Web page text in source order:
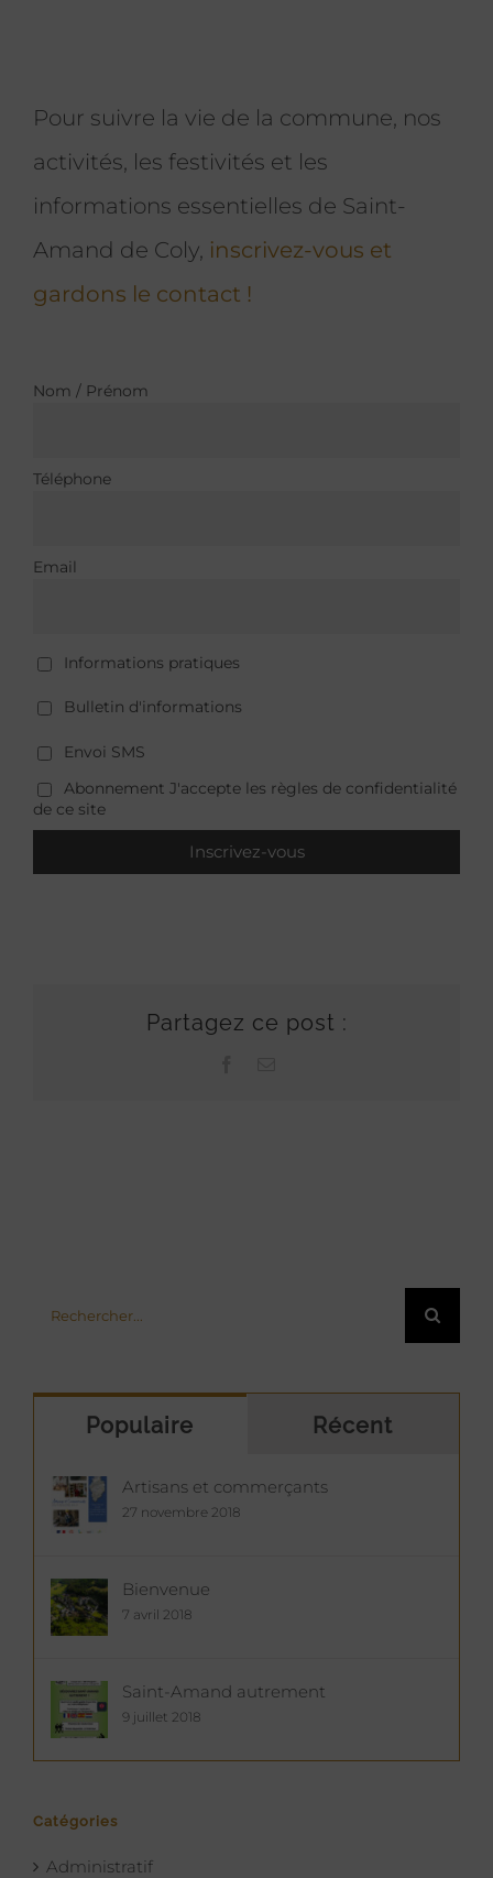
Pour suivre la vie de la commune, nos
activités, les festivités et les
informations essentielles de Saint-
Amand de Coly, inscrivez-vous et
gardons le contact !
Nom / Prénom
Téléphone
Email
Informations pratiques
Bulletin d'informations
Envoi SMS
Abonnement J'accepte les règles de confidentialité
de ce site
Partagez ce post :
Populaire Récent
Artisans et commerçants
27 novembre 2018
Bienvenue
7 avril 2018
Saint-Amand autrement
9 juillet 2018
Catégories
Administratif